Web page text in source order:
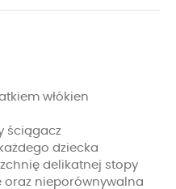
włókien
ściągacz
dziecka
delikatnej stopy
oraz nieporównywalna